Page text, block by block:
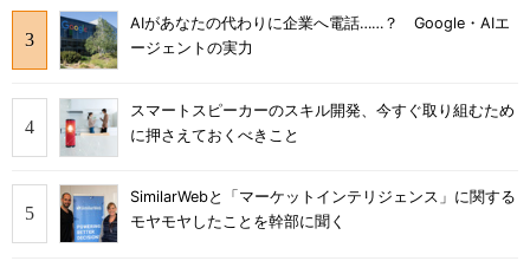
AIがあなたの代わりに企業へ電話……？ Google・AIエ
ージェントの実力
スマートスピーカーのスキル開発、今すぐ取り組むため
に押さえておくべきこと
SimilarWebと「マーケットインテリジェンス」に関する
モヤモヤしたことを幹部に聞く